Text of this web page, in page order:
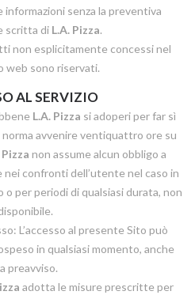
senza la preventiva
scritta di L.A. Pizza.
non esplicitamente concessi nel
web sono riservati.
AL SERVIZIO
L.A. Pizza si adoperi per far sì
norma avvenire ventiquattro ore su
Pizza non assume alcun obbligo a
confronti dell’utente nel caso in
o per periodi di qualsiasi durata, non
L’accesso al presente Sito può
in qualsiasi momento, anche
preavviso.
adotta le misure prescritte per